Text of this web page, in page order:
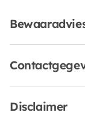
Disclaimer